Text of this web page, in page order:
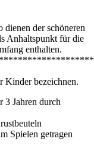
der schöneren
Anhaltspunkt für die
enthalten.
Kinder bezeichnen.
Jahren durch
Spielen getragen